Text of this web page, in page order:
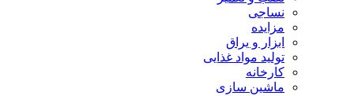
نساجی
مزایده
ابزار و یراق
تولید مواد غذایی
کارخانه
ماشین سازی